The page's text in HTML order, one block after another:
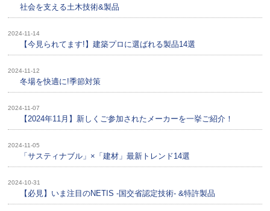
社会を支える土木技術&製品
2024-11-14
【今見られてます!】建築プロに選ばれる製品14選
2024-11-12
冬場を快適に!季節対策
2024-11-07
【2024年11月】新しくご参加されたメーカーを一挙ご紹介！
2024-11-05
「サスティナブル」×「建材」最新トレンド14選
2024-10-31
【必見】いま注目のNETIS -国交省認定技術- &特許製品